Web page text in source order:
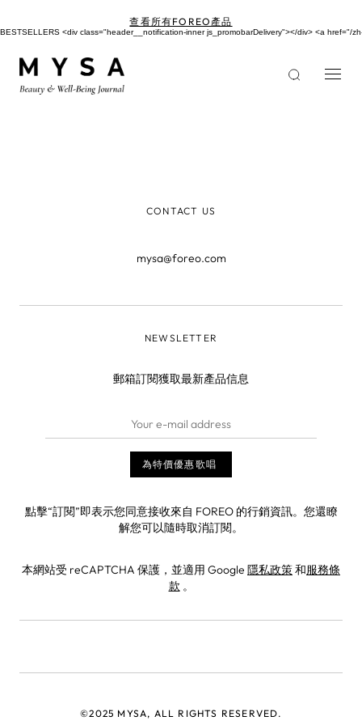
主
查看所有FOREO產品
BESTSELLERS <div class="header__notification-inner js_promobarDelivery"></div> <a href="/
CONTACT US
mysa@foreo.com
NEWSLETTER
郵箱訂閱獲取最新產品信息
點擊“訂閱”即表示您同意接收來自 FOREO 的行銷資訊。您還瞭
解您可以隨時取消訂閱。
本網站受 reCAPTCHA 保護，並適用 Google 隱私政策和服務條
款 。
©2025 MYSA, ALL RIGHTS RESERVED.